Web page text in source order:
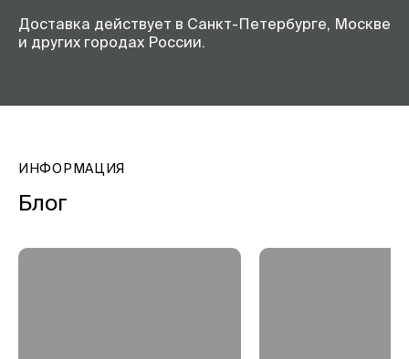
Доставка действует в Санкт-Петербурге, Москве
и других городах России.
ИНФОРМАЦИЯ
Блог